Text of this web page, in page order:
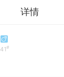
详情
41#